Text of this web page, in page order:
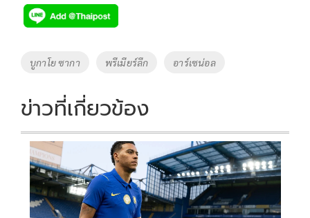
e
b
o
k
tt
er
p
y
Li
k
Tags
บูกาโย ซากา พรีเมียร์ลีก อาร์เซน่อล
ข่าวที่เกี่ยวข้อง